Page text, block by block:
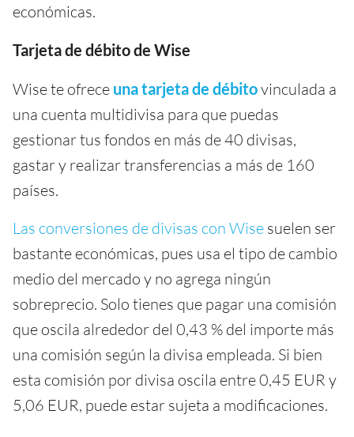
económicas.
Tarjeta de débito de Wise
Wise te ofrece una tarjeta de débitovinculada a
una cuenta multidivisa para que puedas
gestionar tus fondos en más de 40 divisas,
gastar y realizar transferencias a más de 160
países.
Las conversiones de divisas con Wise suelen ser
bastante económicas, pues usa el tipo de cambio
medio del mercado y no agrega ningún
sobreprecio. Solo tienes que pagar una comisión
que oscila alrededor del 0,43 % del importe más
una comisión según la divisa empleada. Si bien
esta comisión por divisa oscila entre 0,45 EUR y
5,06 EUR, puede estar sujeta a modificaciones.